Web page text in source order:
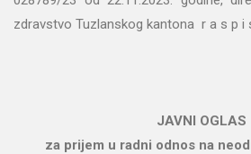
zdravstvo Tuzlanskog kantona r a s p i
JAVNI OGLAS
za prijem u radni odnos na